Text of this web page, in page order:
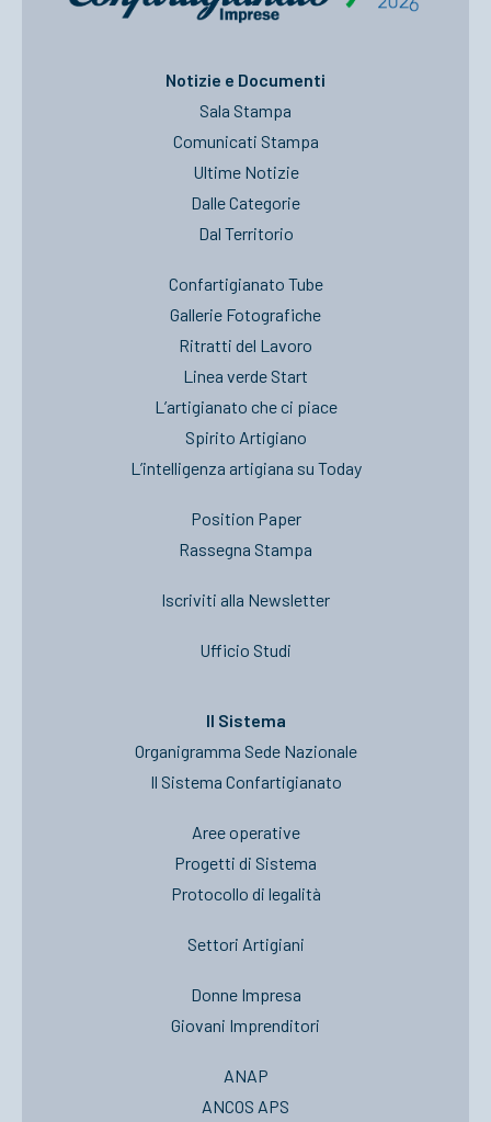
Notizie e Documenti
Sala Stampa
Comunicati Stampa
Ultime Notizie
Dalle Categorie
Dal Territorio
Confartigianato Tube
Gallerie Fotografiche
Ritratti del Lavoro
Linea verde Start
L’artigianato che ci piace
Spirito Artigiano
L’intelligenza artigiana su Today
Position Paper
Rassegna Stampa
Iscriviti alla Newsletter
Ufficio Studi
Il Sistema
Organigramma Sede Nazionale
Il Sistema Confartigianato
Aree operative
Progetti di Sistema
Protocollo di legalità
Settori Artigiani
Donne Impresa
Giovani Imprenditori
ANAP
ANCOS APS